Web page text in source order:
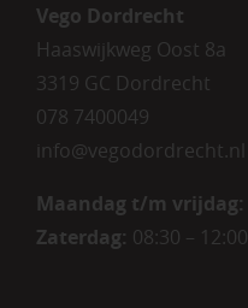
Vego Dordrecht
Haaswijkweg Oost 8a
3319 GC Dordrecht
078 7400049
info@vegodordrecht.nl
Maandag t/m vrijdag:
Zaterdag: 08:30 – 12:00